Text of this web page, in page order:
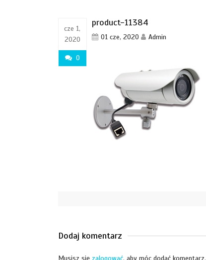
cze 1,
2020
0
product-11384
01 cze, 2020 Admin
Dodaj komentarz
Musisz się zalogować, aby móc dodać komentarz.